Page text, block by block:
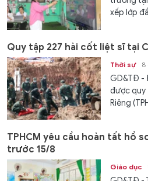
xếp lớp
Quy tập 227 hài cốt liệt sĩ tại
Thời sự 8
GD&TĐ -
được quy
Riêng
TPHCM yêu cầu hoàn tất hồ
trước 15/8
Giáo dục